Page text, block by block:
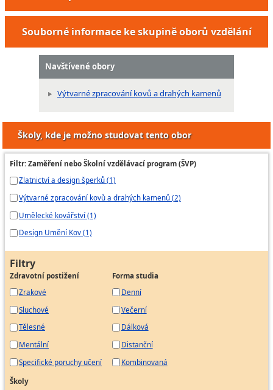
Souborné informace ke skupině oborů vzdělání
Navštívené obory
Výtvarné zpracování kovů a drahých kamenů
Školy, kde je možno studovat tento obor
Filtr: Zaměření nebo Školní vzdělávací program (ŠVP)
Zlatnictví a design šperků (1)
Výtvarné zpracování kovů a drahých kamenů (2)
Umělecké kovářství (1)
Design Umění Kov (1)
Filtry
Zdravotní postižení
Zrakové
Sluchové
Tělesné
Mentální
Specifické poruchy učení
Forma studia
Denní
Večerní
Dálková
Distanční
Kombinovaná
Školy